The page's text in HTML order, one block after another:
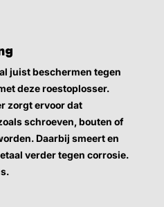
juist beschermen tegen
deze roestoplosser.
zorgt ervoor dat
schroeven, bouten of
Daarbij smeert en
verder tegen corrosie.